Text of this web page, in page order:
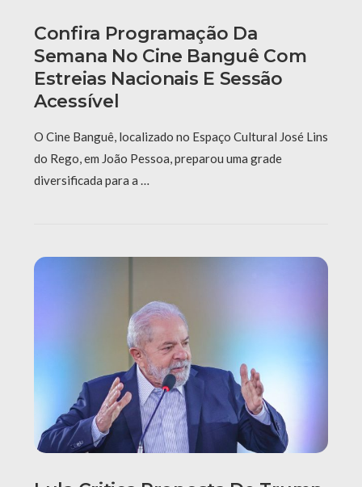
Confira Programação Da
Semana No Cine Banguê Com
Estreias Nacionais E Sessão
Acessível
O Cine Banguê, localizado no Espaço Cultural José Lins
do Rego, em João Pessoa, preparou uma grade
diversificada para a …